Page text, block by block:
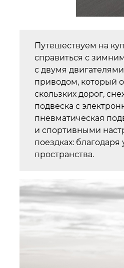
Путешествуем на
справиться с
с двумя
приводом, который
скользких дорог,
подвеска с
пневматическая
и спортивными
поездках:
пространства.